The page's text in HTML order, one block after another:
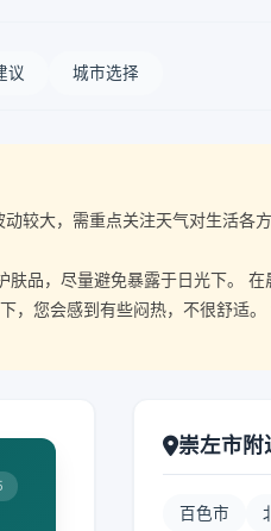
议 城市选择
大，需重点关注天气对生活各
品，尽量避免暴露于日光下。 在
，您会感到有些闷热，不很舒适
崇左市附
百色市